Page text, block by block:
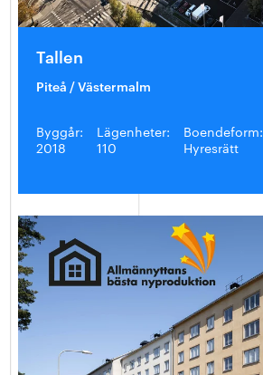
Tallen
Piteå / Västermalm
Byggår:
2018
Lägenheter:
110
Boendeform:
Hyresrätt